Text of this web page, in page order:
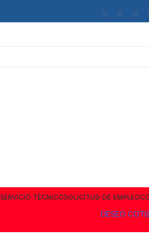
SERVICIO TÉCNICOSOLICITUD DE EMPLEO
DESEO